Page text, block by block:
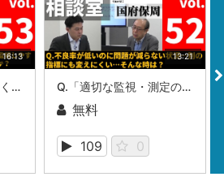
16:13
Q.各部門から上がってくる品質目標が「監視しやすい」目標ばかり…これでいいのでしょうか？（ISOマネジメントシステム相談室・相談室第53回）
13:21
Q.「適切な監視・測定の対象および方法」、課題が減っていない…（ISOマネジメントシステム相談室・第52回）
無料
109 0